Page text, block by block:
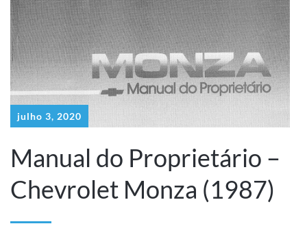
julho 3, 2020
Manual do Proprietário –
Chevrolet Monza (1987)